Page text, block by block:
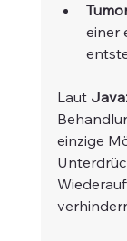
einer
Laut
einzige